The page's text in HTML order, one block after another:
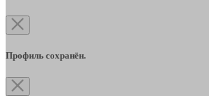
Профиль сохранён.